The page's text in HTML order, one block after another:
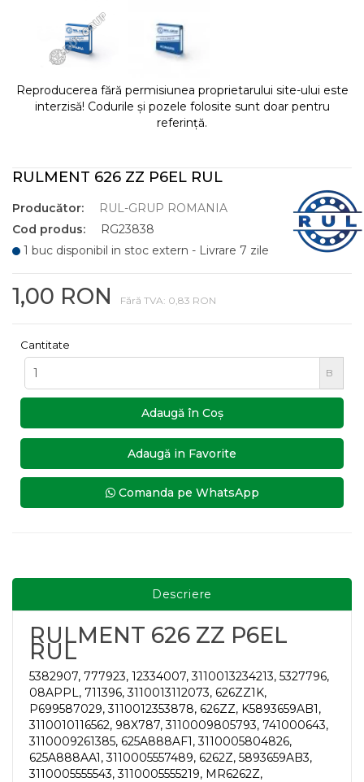
Reproducerea fără permisiunea proprietarului site-ului este
interzisă! Codurile și pozele folosite sunt doar pentru
referință.
RULMENT 626 ZZ P6EL RUL
Producător:
RUL-GRUP ROMANIA
Cod produs:
RG23838
1 buc disponibil in stoc extern - Livrare 7 zile
1,00 RON Fără TVA: 0,83 RON
Cantitate
B
Adaugă în Coş
Adaugă in Favorite
Comanda pe WhatsApp
Descriere
RULMENT 626 ZZ P6EL
RUL
5382907, 777923, 12334007, 3110013234213, 5327796,
08APPL, 711396, 3110013112073, 626ZZ1K,
P699587029, 3110012353878, 626ZZ, K5893659AB1,
3110010116562, 98X787, 3110009805793, 741000643,
3110009261385, 625A888AF1, 3110005804826,
625A888AA1, 3110005557489, 6262Z, 5893659AB3,
3110005555543, 3110005555219, MR6262Z,